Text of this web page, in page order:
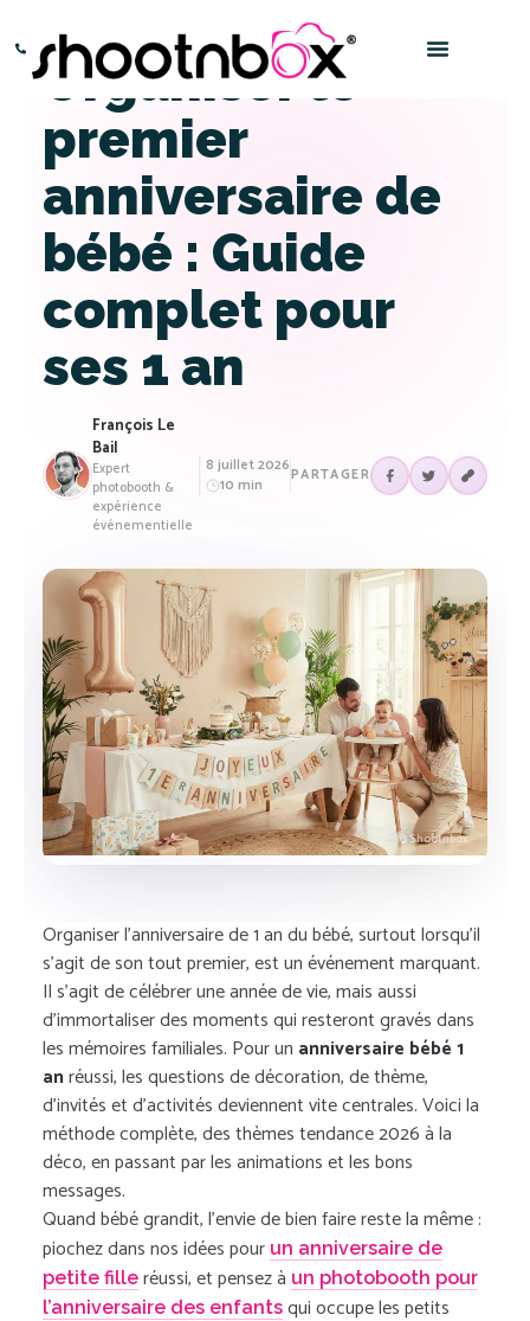
Organiser le
premier
anniversaire de
bébé : Guide
complet pour
ses 1 an
François Le
Bail
Expert
photobooth &
expérience
événementielle
8 juillet 2026
10 min
PARTAGER
© Shootnbox
Organiser l’anniversaire de 1 an du bébé, surtout lorsqu’il
s’agit de son tout premier, est un événement marquant.
Il s’agit de célébrer une année de vie, mais aussi
d’immortaliser des moments qui resteront gravés dans
les mémoires familiales. Pour un anniversaire bébé 1
anréussi, les questions de décoration, de thème,
d’invités et d’activités deviennent vite centrales. Voici la
méthode complète, des thèmes tendance 2026 à la
déco, en passant par les animations et les bons
messages.
Quand bébé grandit, l’envie de bien faire reste la même :
piochez dans nos idées pour un anniversaire de
petite fille réussi, et pensez à un photobooth pour
l’anniversaire des enfants qui occupe les petits